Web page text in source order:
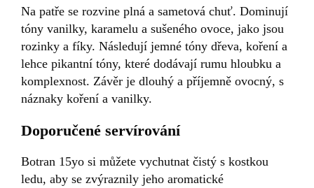
Na patře se rozvine plná a sametová chuť. Dominují
tóny vanilky, karamelu a sušeného ovoce, jako jsou
rozinky a fíky. Následují jemné tóny dřeva, koření a
lehce pikantní tóny, které dodávají rumu hloubku a
komplexnost. Závěr je dlouhý a příjemně ovocný, s
náznaky koření a vanilky.
Doporučené servírování
Botran 15yo si můžete vychutnat čistý s kostkou
ledu, aby se zvýraznily jeho aromatické